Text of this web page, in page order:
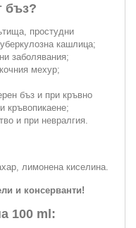
бъз?
простудни
кашлица;
заболявания;
мехур;
бъз и при кръвно
кръвопикаене;
и при невралгия.
лимонена киселина.
и консерванти!
100 ml: